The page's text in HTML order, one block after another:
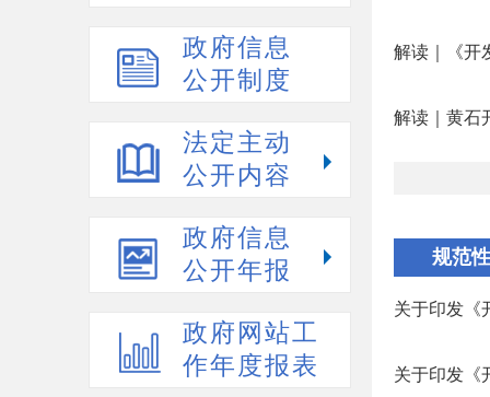
政府信息
公开制度
法定主动
公开内容
政府信息
公开年报
政府网站工
作年度报表
解读｜《开
解读｜黄石
规范
关于印发《
关于印发《